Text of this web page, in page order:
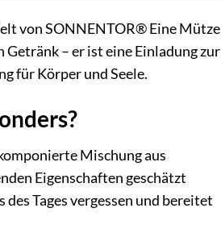
von SONNENTOR® Eine Mütze
– er ist eine Einladung zur
für Körper und Seele.
Mischung aus
Eigenschaften geschätzt
Tages vergessen und bereitet